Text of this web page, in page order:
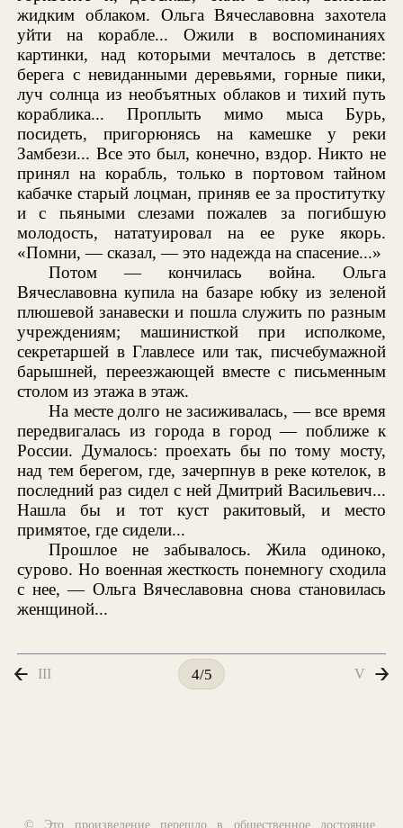
жидким облаком. Ольга Вячеславовна захотела
уйти на корабле... Ожили в воспоминаниях
картинки, над которыми мечталось в детстве:
берега с невиданными деревьями, горные пики,
луч солнца из необъятных облаков и тихий путь
кораблика... Проплыть мимо мыса Бурь,
посидеть, пригорюнясь на камешке у реки
Замбези... Все это был, конечно, вздор. Никто не
принял на корабль, только в портовом тайном
кабачке старый лоцман, приняв ее за проститутку
и с пьяными слезами пожалев за погибшую
молодость, нататуировал на ее руке якорь.
«Помни, — сказал, — это надежда на спасение...»
Потом — кончилась война. Ольга
Вячеславовна купила на базаре юбку из зеленой
плюшевой занавески и пошла служить по разным
учреждениям; машинисткой при исполкоме,
секретаршей в Главлесе или так, писчебумажной
барышней, переезжающей вместе с письменным
столом из этажа в этаж.
На месте долго не засиживалась, — все время
передвигалась из города в город — поближе к
России. Думалось: проехать бы по тому мосту,
над тем берегом, где, зачерпнув в реке котелок, в
последний раз сидел с ней Дмитрий Васильевич...
Нашла бы и тот куст ракитовый, и место
примятое, где сидели...
Прошлое не забывалось. Жила одиноко,
сурово. Но военная жесткость понемногу сходила
с нее, — Ольга Вячеславовна снова становилась
женщиной...
III 4/5 V
© Это произведение перешло в общественное достояние,